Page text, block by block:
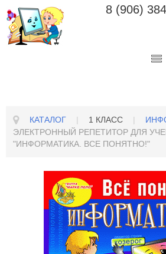
8 (906)
КАТАЛОГ | 1 КЛАСС |
ЭЛЕКТРОННЫЙ РЕПЕТИТОР ДЛЯ
"ИНФОРМАТИКА. ВСЕ ПОНЯТНО!"